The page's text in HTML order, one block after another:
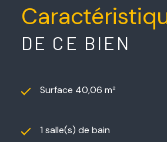
DE CE BIEN
Surface 40,06 m²
1 salle(s) de bain